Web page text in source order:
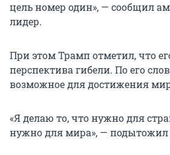
цель номер один», — сообщил
лидер.
При этом Трамп отметил, что
перспектива гибели. По его
возможное для достижения
«Я делаю то, что нужно для
нужно для мира», — подытожил